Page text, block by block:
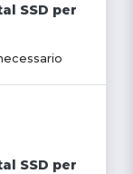
SSD per
SSD per